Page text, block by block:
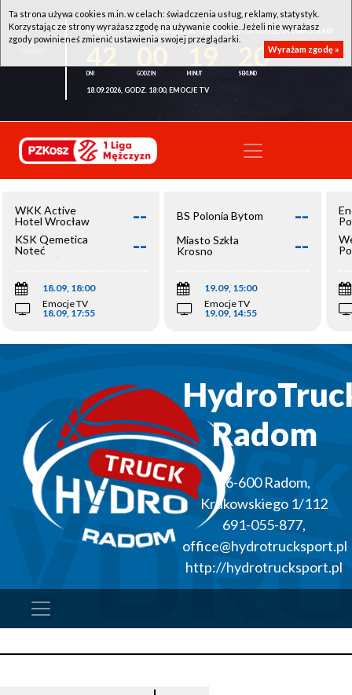
WKK ACTIVE HOTEL WROCŁAW - KSK QEMETICA NOTEĆ INOWROCŁAW
20
18.09.2026, GODZ. 18:00, EMOCJE TV
WKK Active
Hotel Wrocław
--
KSK Qemetica
Noteć
Inowrocław
--
18.09, 18:00
Emocje TV
18.09, 17:55
BS Polonia Bytom --
Miasto Szkła
Krosno
--
19.09, 15:00
Emocje TV
19.09, 14:55
Radom
26-600 Radom,
Krukowskiego 1/112
691-055-877,
office@hydrotrucksport.pl
http://hydrotrucksport.pl
Ta strona używa cookies m.in. w celach: świadczenia usług, reklamy, statystyk.
Korzystając ze strony wyrażasz zgodę na używanie cookie. Jeżeli nie wyrażasz
zgody powinieneś zmienić ustawienia swojej przeglądarki.
Wyrażam zgodę »